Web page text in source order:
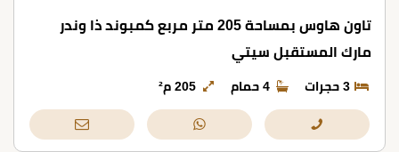
تاون هاوس بمساحة 205 متر مربع كمبوند ذا وندر
مارك المستقبل سيتي
3 حجرات 4 حمام 205 م²